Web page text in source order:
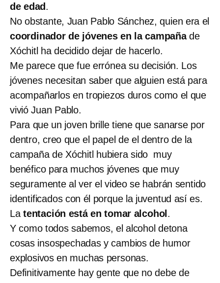
de edad .
No obstante, Juan Pablo Sánchez, quien era el
coordinador de jóvenes en la campañade
Xóchitl ha decidido dejar de hacerlo.
Me parece que fue errónea su decisión. Los
jóvenes necesitan saber que alguien está para
acompañarlos en tropiezos duros como el que
vivió Juan Pablo.
Para que un joven brille tiene que sanarse por
dentro, creo que el papel de el dentro de la
campaña de Xóchitl hubiera sido muy
benéfico para muchos jóvenes que muy
seguramente al ver el video se habrán sentido
identificados con él porque la juventud así es.
La tentación está en tomar alcohol .
Y como todos sabemos, el alcohol detona
cosas insospechadas y cambios de humor
explosivos en muchas personas.
Definitivamente hay gente que no debe de